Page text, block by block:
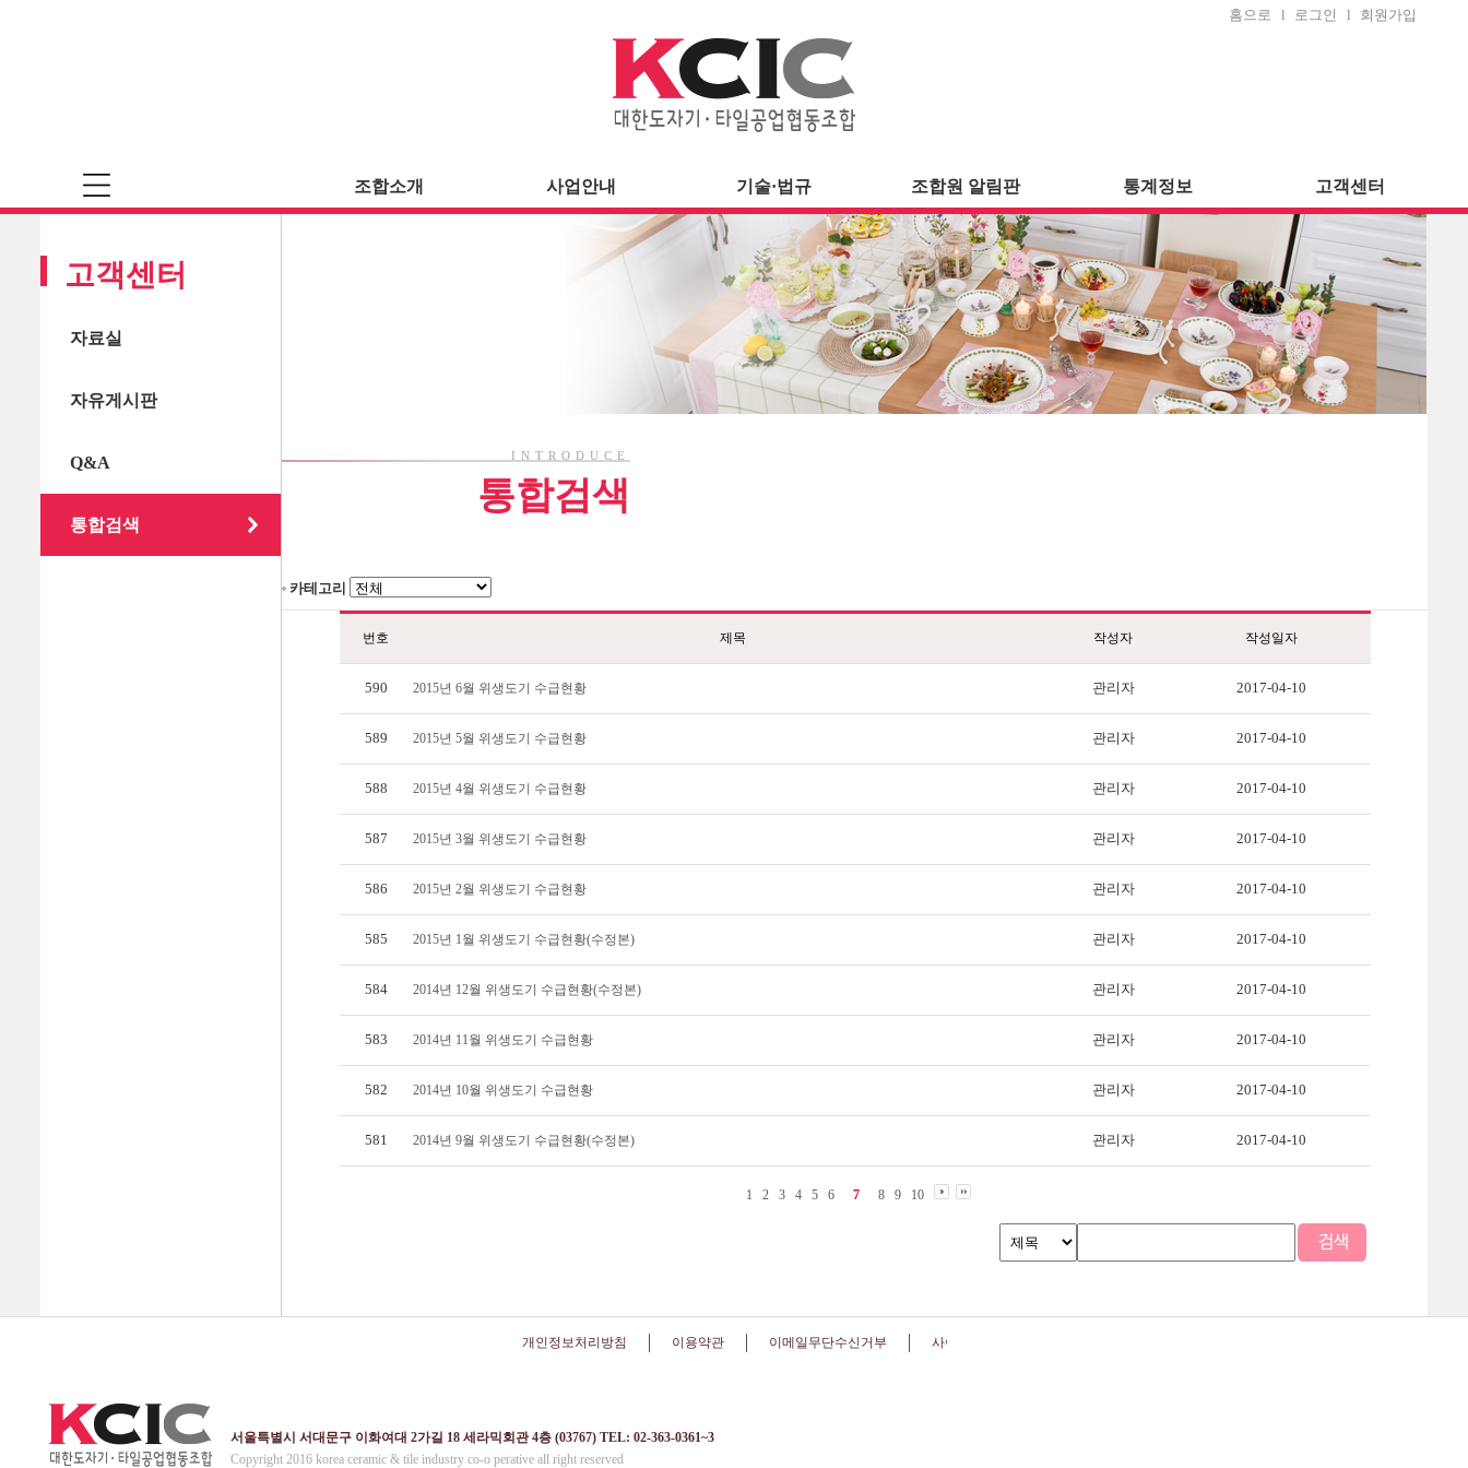
홈으로 l 로그인 l 회원가입
조합소개 사업안내 기술·법규 조합원 알림판 통계정보 고객센터
고객센터
자료실
자유게시판
Q&A
통합검색
INTRODUCE
통합검색
카테고리
번호 제목 작성자 작성일자
590 2015년 6월 위생도기 수급현황 관리자 2017-04-10
589 2015년 5월 위생도기 수급현황 관리자 2017-04-10
588 2015년 4월 위생도기 수급현황 관리자 2017-04-10
587 2015년 3월 위생도기 수급현황 관리자 2017-04-10
586 2015년 2월 위생도기 수급현황 관리자 2017-04-10
585 2015년 1월 위생도기 수급현황(수정본) 관리자 2017-04-10
584 2014년 12월 위생도기 수급현황(수정본) 관리자 2017-04-10
583 2014년 11월 위생도기 수급현황 관리자 2017-04-10
582 2014년 10월 위생도기 수급현황 관리자 2017-04-10
581 2014년 9월 위생도기 수급현황(수정본) 관리자 2017-04-10
1 2 3 4 5 6 7 8 9 10
개인정보처리방침 이용약관 이메일무단수신거부 사이트맵
서울특별시 서대문구 이화여대 2가길 18 세라믹회관 4층 (03767) TEL: 02-363-0361~3
Copyright 2016 korea ceramic & tile industry co-o perative all right reserved